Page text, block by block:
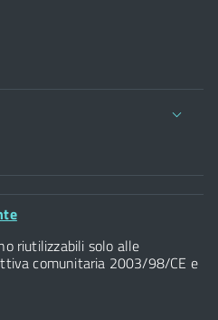
Firenze
riutilizzabili solo alle
comunitaria 2003/98/CE e